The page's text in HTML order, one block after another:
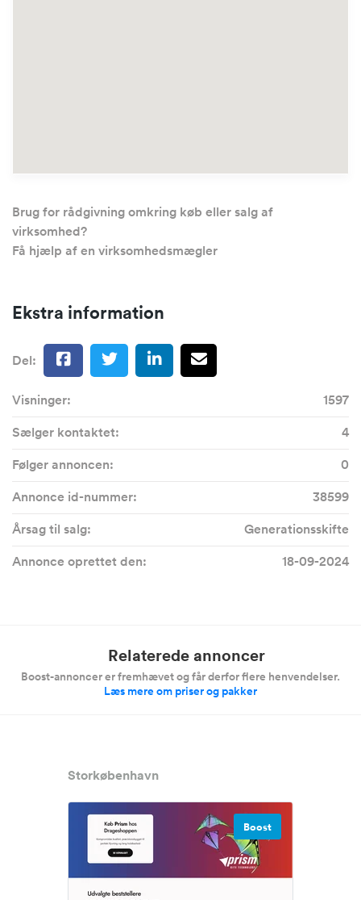
Brug for rådgivning omkring køb eller salg af
virksomhed?
Få hjælp af en virksomhedsmægler
Ekstra information
Del:
Visninger:
1597
Sælger kontaktet:
4
Følger annoncen:
0
Annonce id-nummer:
38599
Årsag til salg:
Generationsskifte
Annonce oprettet den:
18-09-2024
Relaterede annoncer
Boost-annoncer er fremhævet og får derfor flere henvendelser.
Læs mere om priser og pakker
Storkøbenhavn
Boost